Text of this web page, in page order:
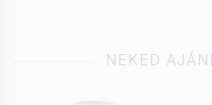
NEKED